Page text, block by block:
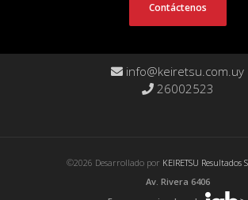
Contáctenos
info@keiretsu.com.uy
26002523
©2026 Desarrollado por KEIRETSU Resultados
Av. Rivera 6406